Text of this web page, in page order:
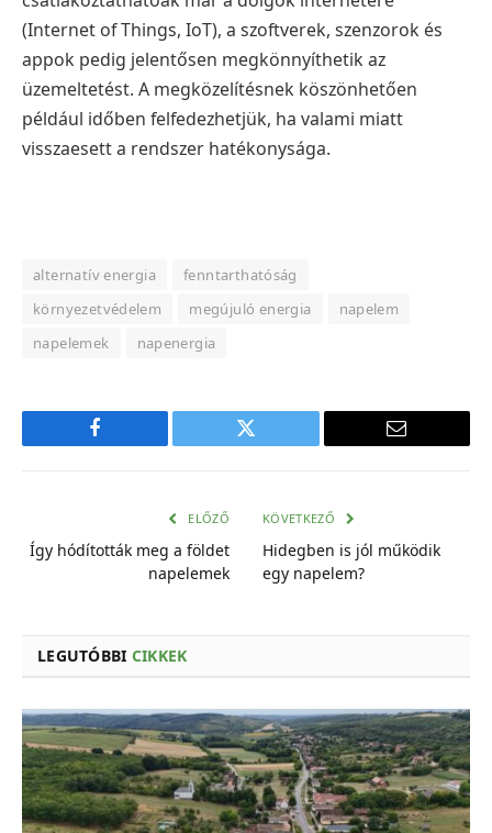
(Internet of Things, IoT), a szoftverek, szenzorok és
appok pedig jelentősen megkönnyíthetik az
üzemeltetést. A megközelítésnek köszönhetően
például időben felfedezhetjük, ha valami miatt
visszaesett a rendszer hatékonysága.
alternatív energia
fenntarthatóság
környezetvédelem
megújuló energia
napelem
napelemek
napenergia
Facebook Twitter
E-
ELŐZŐ
Így hódították meg a földet
napelemek
KÖVETKEZŐ
Hidegben is jól működik
egy napelem?
LEGUTÓBBI CIKKEK